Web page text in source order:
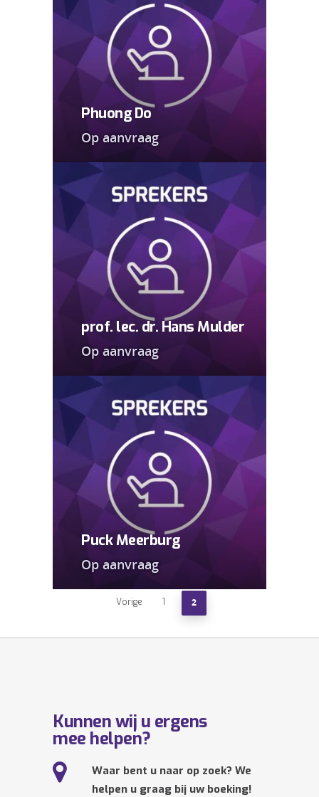
Phuong Do
Op aanvraag
prof. lec. dr. Hans Mulder
Op aanvraag
Puck Meerburg
Op aanvraag
Vorige 1 2
Kunnen wij u ergens
mee helpen?
Waar bent u naar op zoek? We
helpen u graag bij uw boeking!